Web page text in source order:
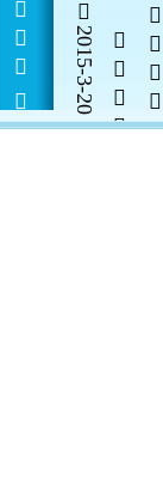
2015-3-20